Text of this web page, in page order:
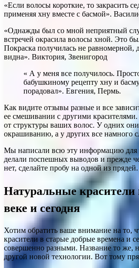
«Если волосы короткие, то закрасить
применяя хну вместе с басмой».
«Однажды был со мной неприятный
встречей окрасила волосы хной. Это
Покраска получилась не равномерной,
видна». Виктория, Звенигород
« А у меня все получилось.
бабушкиному рецепту хну и
порадовал». Евгения, Пермь.
Как видите отзывы разные и все
ее смешивании с другими
от структуры ваших волос. У одних
окрашиванию, а у других все намного
Мы написали всю эту информацию для
делали поспешных выводов и прежде
нет, сделайте пробу на одной из прядей.
Натуральные
веке и сегодня
Хотим обратить ваше внимание на то,
красители в старые добрые времена и
совершенно разными. Название то же,
другой новой технологии. Вот тому